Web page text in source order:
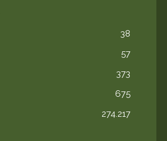
38
57
373
675
274.217